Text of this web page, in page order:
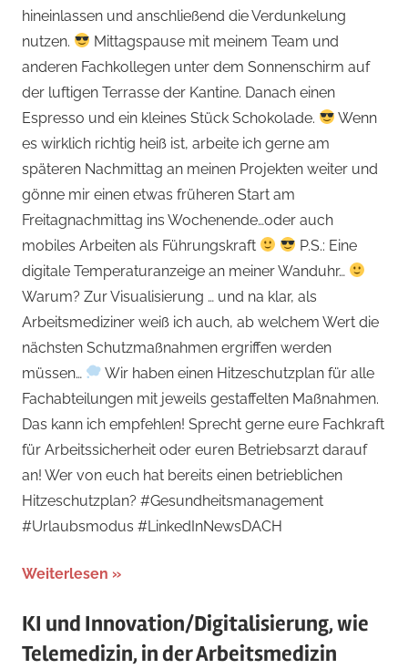
MHBA
hineinlassen und anschließend die Verdunkelung
nutzen.
Mittagspause mit meinem Team und
anderen Fachkollegen unter dem Sonnenschirm auf
der luftigen Terrasse der Kantine. Danach einen
Espresso und ein kleines Stück Schokolade.
Wenn
es wirklich richtig heiß ist, arbeite ich gerne am
späteren Nachmittag an meinen Projekten weiter und
gönne mir einen etwas früheren Start am
Freitagnachmittag ins Wochenende…oder auch
mobiles Arbeiten als Führungskraft
P.S.: Eine
digitale Temperaturanzeige an meiner Wanduhr…
Warum? Zur Visualisierung … und na klar, als
Arbeitsmediziner weiß ich auch, ab welchem Wert die
nächsten Schutzmaßnahmen ergriffen werden
müssen…
Wir haben einen Hitzeschutzplan für alle
Fachabteilungen mit jeweils gestaffelten Maßnahmen.
Das kann ich empfehlen! Sprecht gerne eure Fachkraft
für Arbeitssicherheit oder euren Betriebsarzt darauf
an! Wer von euch hat bereits einen betrieblichen
Hitzeschutzplan? #Gesundheitsmanagement
#Urlaubsmodus #LinkedInNewsDACH
Weiterlesen
KI und Innovation/Digitalisierung, wie
Telemedizin, in der Arbeitsmedizin